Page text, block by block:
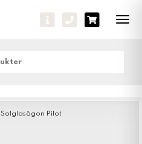
Solglasögon Pilot